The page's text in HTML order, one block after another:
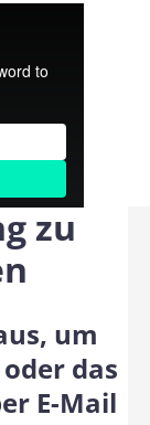
zu
um
das
E-Mail